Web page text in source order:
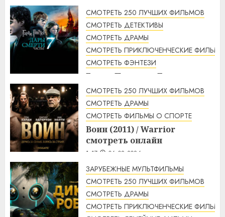
Three Billboards Outside
Ebbing, Missouri смотреть
онлайн
2:48 06.08.2026
СМОТРЕТЬ 250 ЛУЧШИХ ФИЛЬМОВ
СМОТРЕТЬ ДЕТЕКТИВЫ
СМОТРЕТЬ ДРАМЫ
СМОТРЕТЬ ПРИКЛЮЧЕНЧЕСКИЕ ФИЛЬМЫ
СМОТРЕТЬ ФЭНТЕЗИ
Гарри Поттер и Дары
смерти: Часть 2 (2011) / Harry
Potter and the Deathly
Hallows: Part 2 смотреть
онлайн
2:12 06.08.2026
СМОТРЕТЬ 250 ЛУЧШИХ ФИЛЬМОВ
СМОТРЕТЬ ДРАМЫ
СМОТРЕТЬ ФИЛЬМЫ О СПОРТЕ
Воин (2011) / Warrior
смотреть онлайн
1:17 06.08.2026
ЗАРУБЕЖНЫЕ МУЛЬТФИЛЬМЫ
СМОТРЕТЬ 250 ЛУЧШИХ ФИЛЬМОВ
СМОТРЕТЬ ДРАМЫ
СМОТРЕТЬ ПРИКЛЮЧЕНЧЕСКИЕ ФИЛЬМЫ